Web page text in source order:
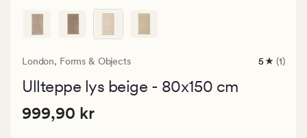
London, Forms & Objects
1
5 (1)
Ullteppe lys beige - 80x150 cm
Pris
999,90
Pris 999,90 kr
999,90 kr